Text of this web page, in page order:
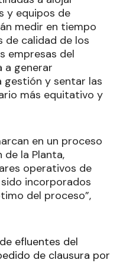
y equipos de
medir en tiempo
de calidad de los
empresas del
a generar
gestión y sentar las
más equitativo y
en un proceso
la Planta,
operativos de
incorporados
del proceso”,
efluentes del
de clausura por